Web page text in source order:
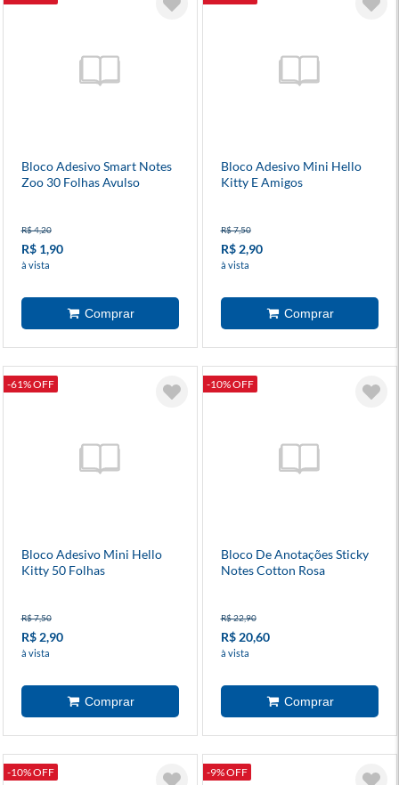
Bloco Adesivo Smart Notes
Zoo 30 Folhas Avulso
R$ 4,20
R$ 1,90
à vista
Bloco Adesivo Mini Hello
Kitty E Amigos
R$ 7,50
R$ 2,90
à vista
-61% OFF
Bloco Adesivo Mini Hello
Kitty 50 Folhas
R$ 7,50
R$ 2,90
à vista
-10% OFF
Bloco De Anotações Sticky
Notes Cotton Rosa
R$ 22,90
R$ 20,60
à vista
-10% OFF -9% OFF